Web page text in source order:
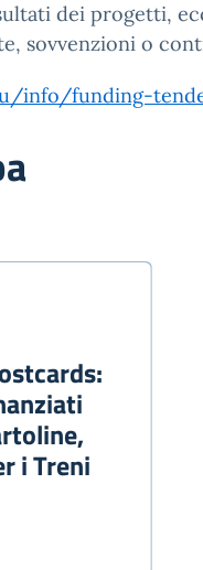
dei progetti,
sovvenzioni o
info/funding-
i Treni